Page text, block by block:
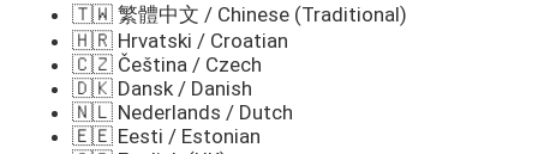
🇹🇼 繁體中文 / Chinese (Traditional)
🇭🇷 Hrvatski / Croatian
🇨🇿 Čeština / Czech
🇩🇰 Dansk / Danish
🇳🇱 Nederlands / Dutch
🇪🇪 Eesti / Estonian